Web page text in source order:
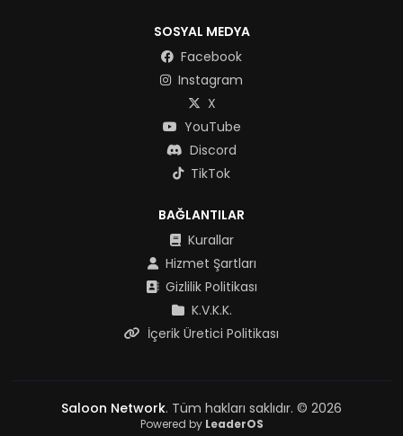
SOSYAL MEDYA
Facebook
Instagram
X
YouTube
Discord
TikTok
BAĞLANTILAR
Kurallar
Hizmet Şartları
Gizlilik Politikası
K.V.K.K.
İçerik Üretici Politikası
Saloon Network. Tüm hakları saklıdır. © 2026
Powered by LeaderOS